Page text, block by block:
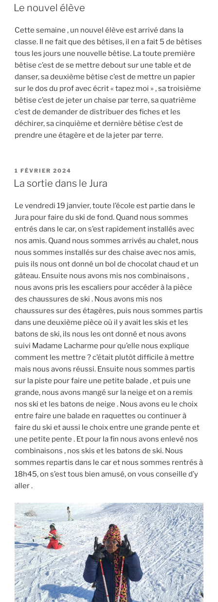
LE
Le nouvel élève
Cette semaine , un nouvel élève est arrivé dans la
classe. Il ne fait que des bêtises, il en a fait 5 de bêtises
tous les jours une nouvelle bêtise. La toute première
bêtise c’est de se mettre debout sur une table et de
danser, sa deuxième bêtise c’est de mettre un papier
sur le dos du prof avec écrit « tapez moi » , sa troisième
bêtise c’est de jeter un chaise par terre, sa quatrième
c’est de demander de distribuer des fiches et les
déchirer, sa cinquième et dernière bêtise c’est de
prendre une étagère et de la jeter par terre.
PUBLIÉ
LE
1 FÉVRIER 2024
La sortie dans le Jura
Le vendredi 19 janvier, toute l’école est partie dans le
Jura pour faire du ski de fond. Quand nous sommes
entrés dans le car, on s’est rapidement installés avec
nos amis. Quand nous sommes arrivés au chalet, nous
nous sommes installés sur des chaise avec nos amis,
puis ils nous ont donné un bol de chocolat chaud et un
gâteau. Ensuite nous avons mis nos combinaisons ,
nous avons pris les escaliers pour accéder à la pièce
des chaussures de ski . Nous avons mis nos
chaussures sur des étagères, puis nous sommes partis
dans une deuxième pièce où il y avait les skis et les
batons de ski, ils nous les ont donné et nous avons
suivi Madame Lacharme pour qu’elle nous explique
comment les mettre ? c’était plutôt difficile à mettre
mais nous avons réussi. Ensuite nous sommes partis
sur la piste pour faire une petite balade , et puis une
grande, nous avons mangé sur la neige et on a remis
nos ski et les batons de neige . Nous avons eu le choix
entre faire une balade en raquettes ou continuer à
faire du ski et aussi le choix entre une grande pente et
une petite pente . Et pour la fin nous avons enlevé nos
combinaisons , nos skis et les batons de ski. Nous
sommes repartis dans le car et nous sommes rentrés à
18h45, on s’est tous bien amusé, on vous conseille d’y
aller .